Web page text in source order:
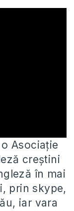
Asociație
creștini
în mai
prin skype,
iar vara